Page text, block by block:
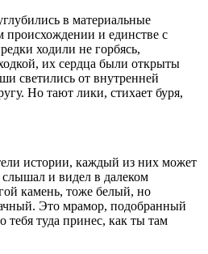
в материальные
происхождении и единстве с
ходили не горбясь,
их сердца были открыты
светились от внутренней
Но тают лики, стихает буря,
истории, каждый из них может
слышал и видел в далеком
камень, тоже белый, но
Это мрамор, подобранный
туда принес, как ты там